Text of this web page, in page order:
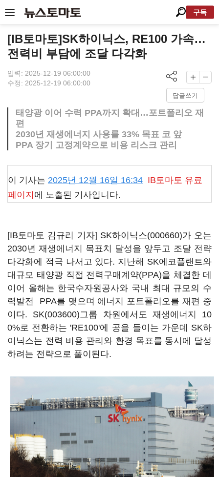
구독
[IB토마토]SK하이닉스, RE100 가속…
전력비 부담에 조달 다각화
입력: 2025-12-19 06:00:00
수정: 2025-12-19 06:00:00
답글쓰기
태양광 이어 수력 PPA까지 확대…포트폴리오 재
편
2030년 재생에너지 사용률 33% 목표 코 앞
PPA 장기 고정계약으로 비용 리스크 관리
이 기사는 2025년 12월 16일 16:34 IB토마토 유료
페이지 에 노출된 기사입니다.
[IB토마토 김규리 기자] SK하이닉스(000660)가 오는
2030년 재생에너지 목표치 달성을 앞두고 조달 전략
다각화에 적극 나서고 있다. 지난해 SK에코플랜트와
대규모 태양광 직접 전력구매계약(PPA)을 체결한 데
이어 올해는 한국수자원공사와 국내 최대 규모의 수
력발전 PPA를 맺으며 에너지 포트폴리오를 재편 중
이다. SK(003600)그룹 차원에서도 재생에너지 10
0%로 전환하는 'RE100'에 공을 들이는 가운데 SK하
이닉스는 전력 비용 관리와 환경 목표를 동시에 달성
하려는 전략으로 풀이된다.